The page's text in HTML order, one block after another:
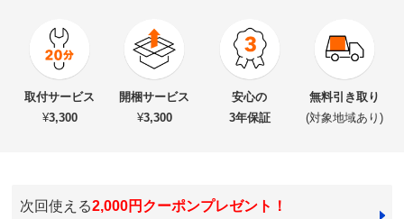
商品番号 900-6313-19
商品名・特徴
壁面収納テレビ台 幅155cm ミドルタイプ 【生活感を隠
すリビング壁面収納】
改定日：2026/7/1
★★★★★
★★★★ ★
★★★★★
★★★
取付サービス
¥3,300
開梱サービス
¥3,300
安心の
3年保証
無料引き取り
(対象地域あり)
次回使える2,000円クーポンプレゼント！